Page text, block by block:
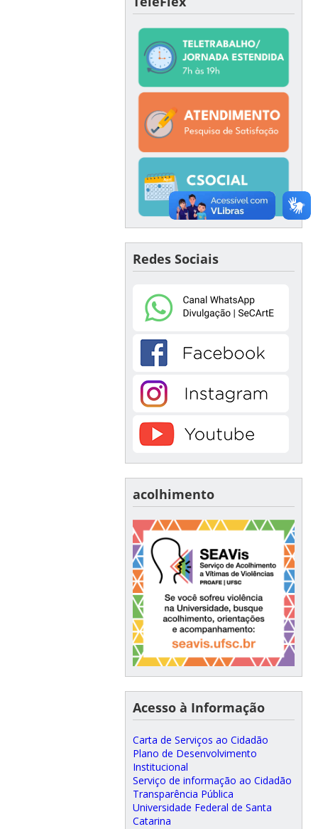
Redes Sociais
acolhimento
Acesso à Informação
Carta de Serviços ao Cidadão
Plano de Desenvolvimento
Institucional
Serviço de informação ao Cidadão
Transparência Pública
Universidade Federal de Santa
Catarina